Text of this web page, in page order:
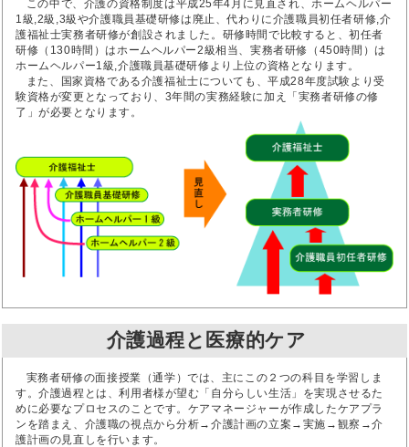
この中で、介護の資格制度は平成25年4月に見直され、ホームヘルパー
1級,2級,3級や介護職員基礎研修は廃止、代わりに介護職員初任者研修,介
護福祉士実務者研修が創設されました。研修時間で比較すると、初任者
研修（130時間）はホームヘルパー2級相当、実務者研修（450時間）は
ホームヘルパー1級,介護職員基礎研修より上位の資格となります。
また、国家資格である介護福祉士についても、平成28年度試験より受
験資格が変更となっており、3年間の実務経験に加え「実務者研修の修
了」が必要となります。
介護過程と医療的ケア
実務者研修の面接授業（通学）では、主にこの２つの科目を学習しま
す。介護過程とは、利用者様が望む「自分らしい生活」を実現させるた
めに必要なプロセスのことです。ケアマネージャーが作成したケアプラ
ンを踏まえ、介護職の視点から分析→介護計画の立案→実施→観察→介
護計画の見直しを行います。